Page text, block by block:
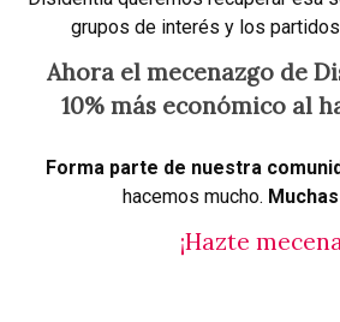
grupos de interés y los
Ahora el mecenazgo de
10% más económico al
Forma parte de nuestra
hacemos mucho.
¡Hazte